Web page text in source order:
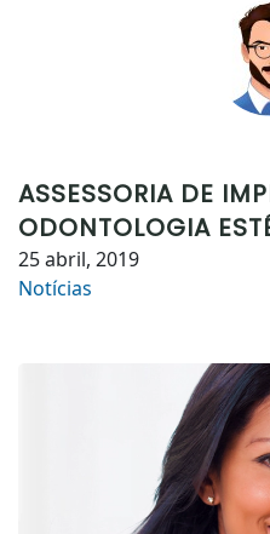
ASSESSORIA DE
ODONTOLOGIA
25 abril, 2019
Notícias